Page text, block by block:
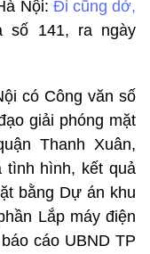
Nội: Đi cũng dở,
số 141, ra ngày
có Công văn số
giải phóng mặt
Thanh Xuân,
tình hình, kết quả
bằng Dự án khu
Lắp máy điện
cáo UBND TP